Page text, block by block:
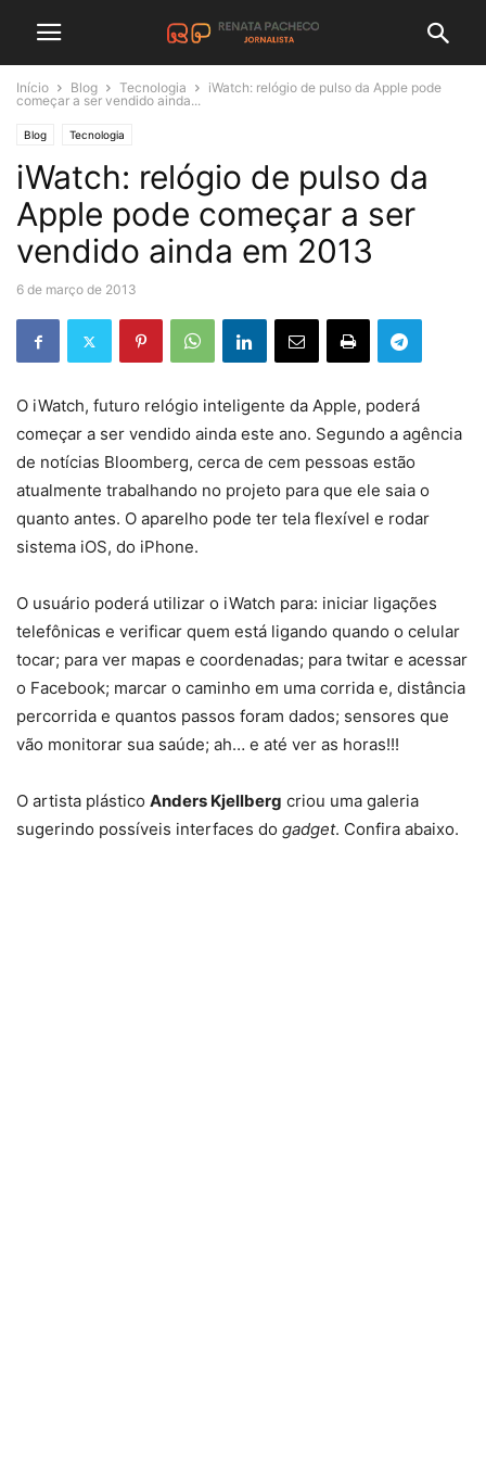
Início Blog Tecnologia
iWatch: relógio de pulso da Apple pode
começar a ser vendido ainda...
Blog Tecnologia
iWatch: relógio de pulso da
Apple pode começar a ser
vendido ainda em 2013
6 de março de 2013
O iWatch, futuro relógio inteligente da Apple, poderá
começar a ser vendido ainda este ano. Segundo a agência
de notícias Bloomberg, cerca de cem pessoas estão
atualmente trabalhando no projeto para que ele saia o
quanto antes. O aparelho pode ter tela flexível e rodar
sistema iOS, do iPhone.
O usuário poderá utilizar o iWatch para: iniciar ligações
telefônicas e verificar quem está ligando quando o celular
tocar; para ver mapas e coordenadas; para twitar e acessar
o Facebook; marcar o caminho em uma corrida e, distância
percorrida e quantos passos foram dados; sensores que
vão monitorar sua saúde; ah… e até ver as horas!!!
O artista plástico Anders Kjellberg criou uma galeria
sugerindo possíveis interfaces do gadget. Confira abaixo.